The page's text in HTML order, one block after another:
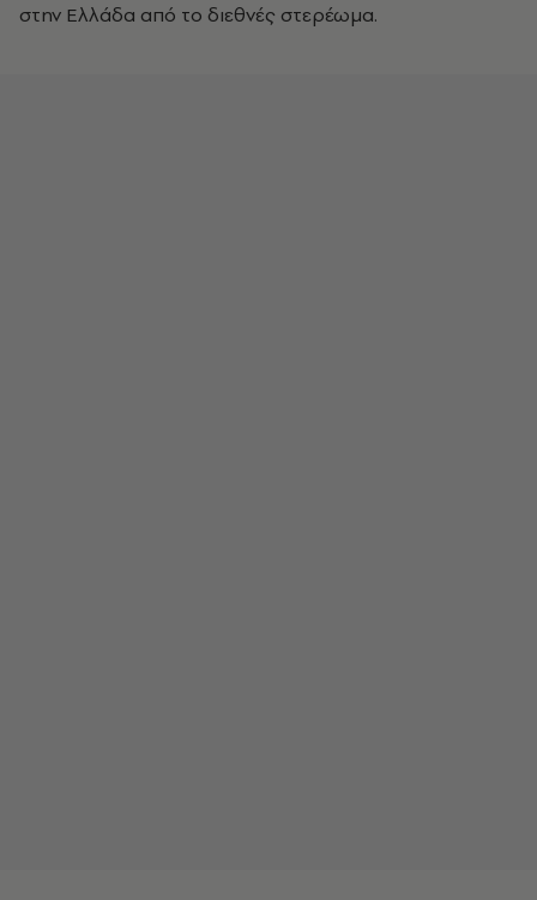
στην Ελλάδα από το διεθνές στερέωμα.